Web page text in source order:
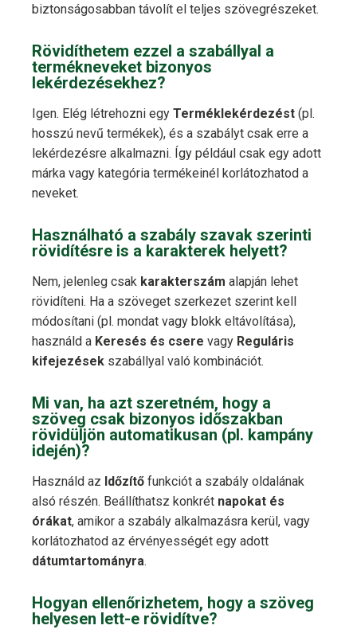
biztonságosabban távolít el teljes szövegrészeket.
Rövidíthetem ezzel a szabállyal a
termékneveket bizonyos
lekérdezésekhez?
Igen. Elég létrehozni egy Terméklekérdezést (pl.
hosszú nevű termékek), és a szabályt csak erre a
lekérdezésre alkalmazni. Így például csak egy adott
márka vagy kategória termékeinél korlátozhatod a
neveket.
Használható a szabály szavak szerinti
rövidítésre is a karakterek helyett?
Nem, jelenleg csak karakterszám alapján lehet
rövidíteni. Ha a szöveget szerkezet szerint kell
módosítani (pl. mondat vagy blokk eltávolítása),
használd a Keresés és csere vagy Reguláris
kifejezések szabállyal való kombinációt.
Mi van, ha azt szeretném, hogy a
szöveg csak bizonyos időszakban
rövidüljön automatikusan (pl. kampány
idején)?
Használd az Időzítő funkciót a szabály oldalának
alsó részén. Beállíthatsz konkrét napokat és
órákat, amikor a szabály alkalmazásra kerül, vagy
korlátozhatod az érvényességét egy adott
dátumtartományra.
Hogyan ellenőrizhetem, hogy a szöveg
helyesen lett-e rövidítve?